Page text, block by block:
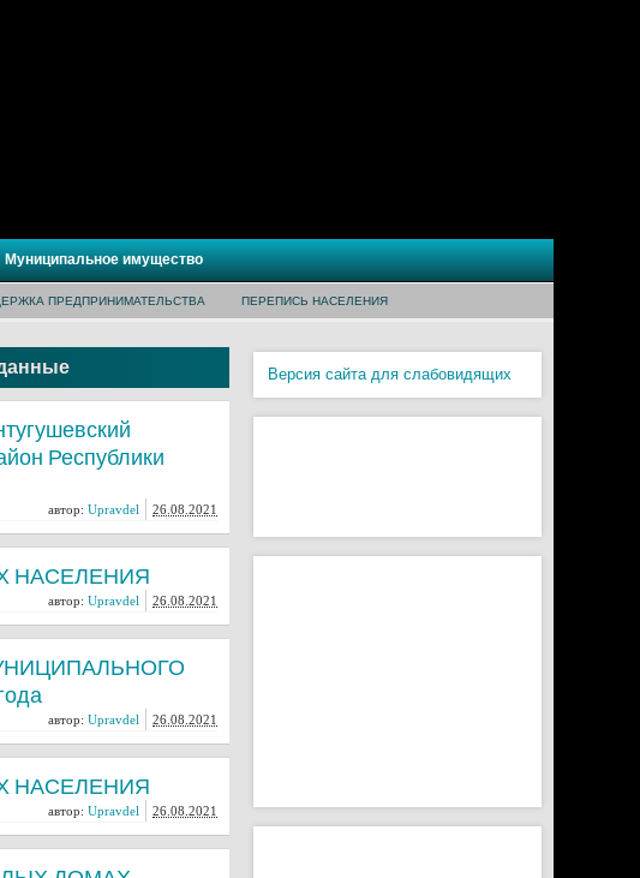
Муниципальное имущество
ПРЕДПРИНИМАТЕЛЬСТВА ПЕРЕПИСЬ НАСЕЛЕНИЯ
Республики
26.08.2021
автор: Upravdel
НАСЕЛЕНИЯ
26.08.2021
автор: Upravdel
26.08.2021
автор: Upravdel
НАСЕЛЕНИЯ
26.08.2021
автор: Upravdel
Версия сайта для слабовидящих